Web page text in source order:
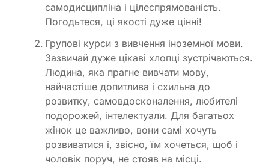
самодисципліна і цілеспрямованість.
Погодьтеся, ці якості дуже цінні!
Групові курси з вивчення іноземної мови.
Зазвичай дуже цікаві хлопці зустрічаються.
Людина, яка прагне вивчати мову,
найчастіше допитлива і схильна до
розвитку, самовдосконалення, любителі
подорожей, інтелектуали. Для багатьох
жінок це важливо, вони самі хочуть
розвиватися і, звісно, їм хочеться, щоб і
чоловік поруч, не стояв на місці.